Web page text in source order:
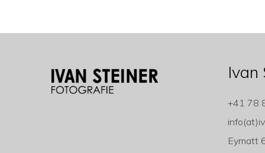
Ivan
+41 78
Eymatt